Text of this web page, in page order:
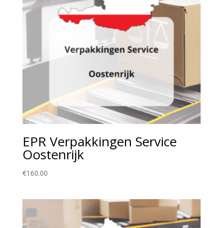
EPR Verpakkingen Service
Oostenrijk
€160.00